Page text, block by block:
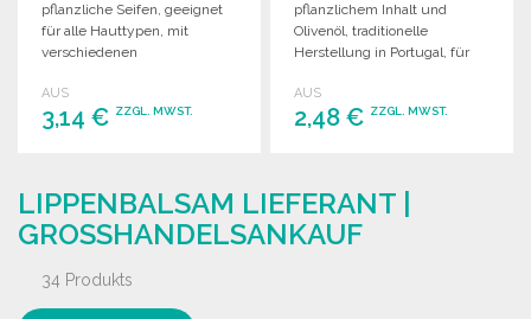
pflanzliche Seifen, geeignet
für alle Hauttypen, mit
verschiedenen
100g.
AUS
3,14 € ZZGL. MWST.
Angebot anfordern
pflanzlichem Inhalt und
Olivenöl, traditionelle
Herstellung in Portugal, für
AUS
2,48 € ZZGL. MWST.
Angebot anfordern
LIPPENBALSAM LIEFERANT |
GROSSHANDELSANKAUF
34 Produkts